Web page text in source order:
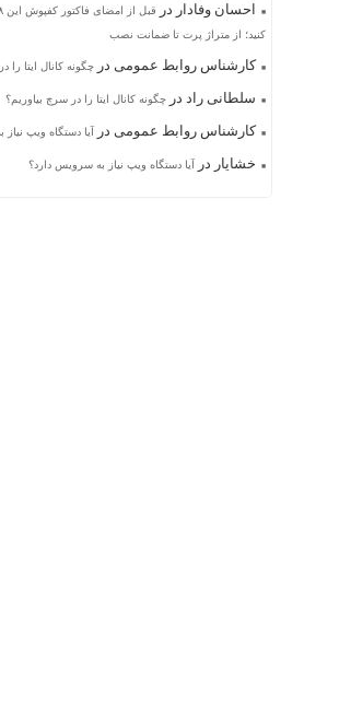
احسان وفادار در
کنید؛ از متراژ پرت تا ضمانت نصب
کارشناس روابط عمومی در چگونه کانال ایتا را
سلطانی راد در چگونه کانال ایتا را در سرچ بیاوریم؟
کارشناس روابط عمومی در آیا دستگاه ویپ
خشایار در آیا دستگاه ویپ نیاز به سرویس دارد؟